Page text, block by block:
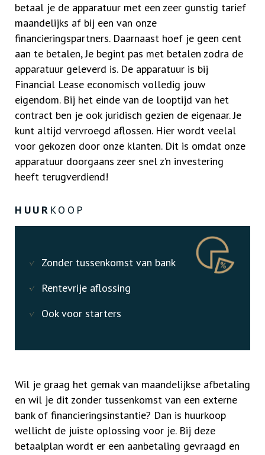
betaal je de apparatuur met een zeer gunstig tarief
maandelijks af bij een van onze
financieringspartners. Daarnaast hoef je geen cent
aan te betalen, Je begint pas met betalen zodra de
apparatuur geleverd is. De apparatuur is bij
Financial Lease economisch volledig jouw
eigendom. Bij het einde van de looptijd van het
contract ben je ook juridisch gezien de eigenaar. Je
kunt altijd vervroegd aflossen. Hier wordt veelal
voor gekozen door onze klanten. Dit is omdat onze
apparatuur doorgaans zeer snel z’n investering
heeft terugverdiend!
HUUR KOOP
Zonder tussenkomst van bank
Rentevrije aflossing
Ook voor starters
Wil je graag het gemak van maandelijkse afbetaling
en wil je dit zonder tussenkomst van een externe
bank of financieringsinstantie? Dan is huurkoop
wellicht de juiste oplossing voor je. Bij deze
betaalplan wordt er een aanbetaling gevraagd en